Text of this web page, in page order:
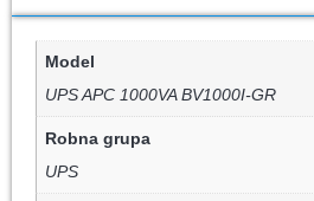
Model
UPS APC 1000VA BV1000I-GR
Robna grupa
UPS